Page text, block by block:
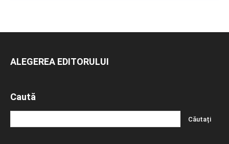
ALEGEREA EDITORULUI
Caută